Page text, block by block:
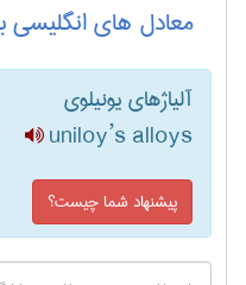
معادل های انگلیسی
آلیاژهای یونیلوی
uniloy’s alloys
پیشنهاد شما چیست؟